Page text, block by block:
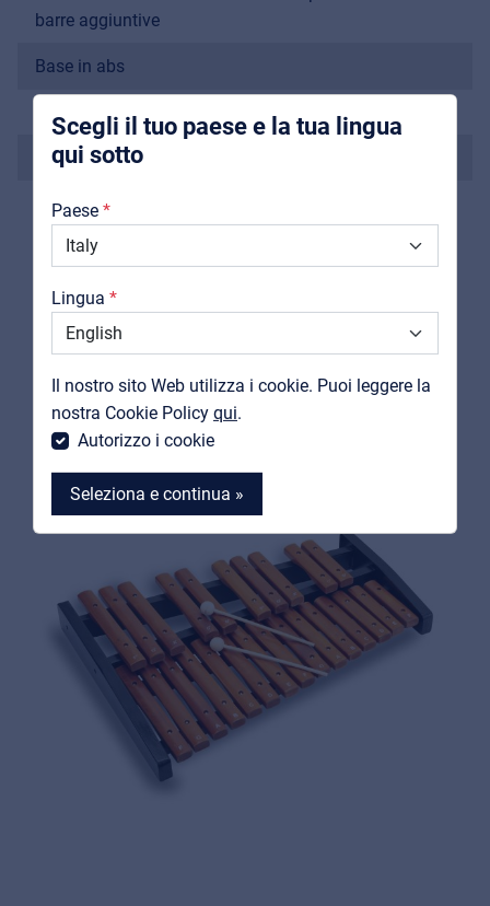
Scegli il tuo paese e la tua lingua
qui sotto
Paese
Lingua
Il nostro sito Web utilizza i cookie. Puoi leggere la
nostra Cookie Policy qui.
Autorizzo i cookie
Seleziona e continua »
Downloads
Cataloghi
Support
MyFrenex
© 2026 Frenexport SpA
Privacy
Cookie information
MyFrenex
barre aggiuntive
Base in abs
Coppia di mallets inclusa
Costruito con materiali di alta qualità
PRODOTTI
CORRELATI